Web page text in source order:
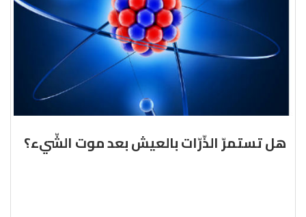
هل تستمرّ الذّرّات بالعيش بعد موت الشّيء؟